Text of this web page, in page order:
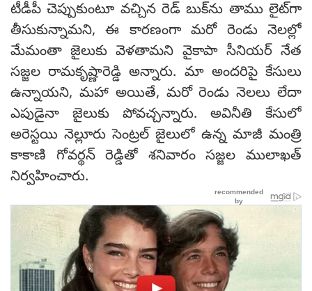
టీడీపీ చెప్పుకుంటూ వచ్చిన రెడ్ బుక్‌ను తాము లైట్‌గా
తీసుకున్నామని, ఈ కారణంగా మరో రెండు నెలల్లో
మేమంతా జైలుకు వెళతామని వైకాపా సీనియర్ నేత
సజ్జల రామకృష్ణారెడ్డి అన్నారు. మా అందరిపై కేసులు
ఉన్నాయని, మహా అయితే, మరో రెండు నెలలు లేదా
ఎపుడైనా జైలుకు పోవచ్చన్నారు. అవినీతి కేసులో
అరెస్టయి నెల్లూరు సెంట్రల్ జైలులో ఉన్న మాజీ మంత్రి
కాకాణి గోవర్థన్ రెడ్డితో శనివారం సజ్జల ములాఖత్
నిర్వహించారు.